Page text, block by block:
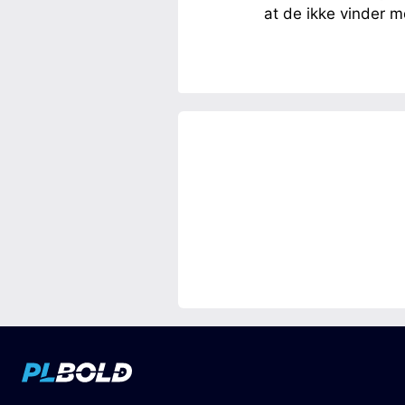
at de ikke vinder